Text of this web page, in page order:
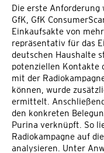
Die erste Anforderung
GfK, GfK
Einkaufsakte von
repräsentativ für das
deutschen Haushalte
potenziellen Kontakte
mit der
können, wurde
ermittelt.
den konkreten
Purina verknüpft. So
Radiokampagne auf
analysieren. Unter